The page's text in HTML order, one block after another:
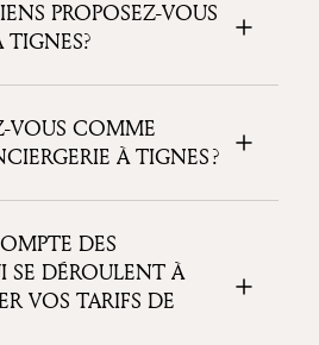
PROPOSEZ-VOUS
VOUS COMME
À TIGNES ?
DES
SE DÉROULENT À
VOS TARIFS DE